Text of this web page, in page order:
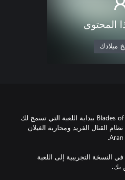
المحتوى
ميلادك
تتميز النسخة التجريبية من Blades of Fire ببداية اللعبة التي تسمح لك
القتال الفريد ومحاربة الغيلان
النسخة التجريبية إلى اللعبة